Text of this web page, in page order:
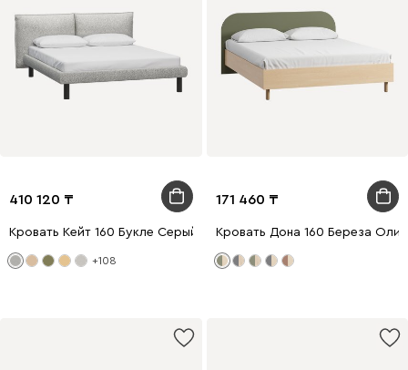
410 120
Кровать Кейт 160 Букле Серый
+108
171 460
Кровать Дона 160 Береза